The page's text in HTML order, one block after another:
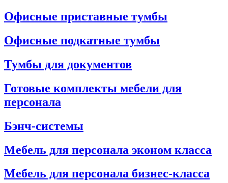
Офисные приставные тумбы
Офисные подкатные тумбы
Тумбы для документов
Готовые комплекты мебели для
персонала
Бэнч-системы
Мебель для персонала эконом класса
Мебель для персонала бизнес-класса